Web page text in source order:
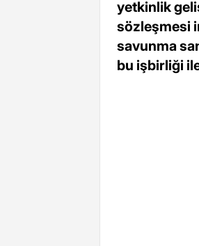
yetkinlik
sözleşmesi
savunma
bu işbirliği